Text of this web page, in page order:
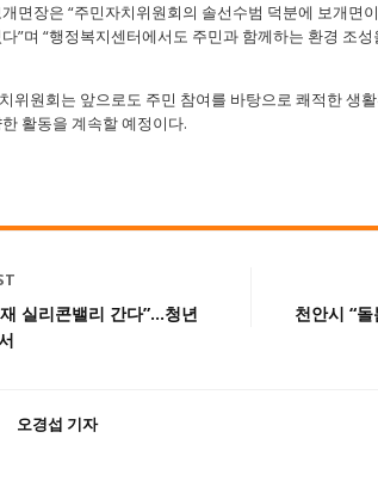
면장은 “주민자치위원회의 솔선수범 덕분에 보개면
”며 “행정복지센터에서도 주민과 함께하는 환경 조
위원회는 앞으로도 주민 참여를 바탕으로 쾌적한 생
활동을 계속할 예정이다.
실리콘밸리 간다”…청년
천안시 “
오경섭 기자